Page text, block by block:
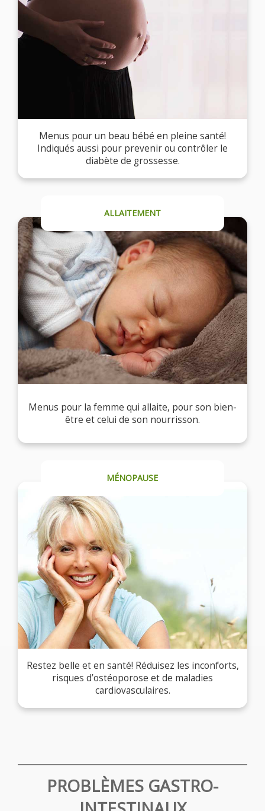
Menus pour un beau bébé en pleine santé!
Indiqués aussi pour prevenir ou contrôler le
diabète de grossesse.
ALLAITEMENT
Menus pour la femme qui allaite, pour son bien-
être et celui de son nourrisson.
MÉNOPAUSE
Restez belle et en santé! Réduisez les inconforts,
risques d’ostéoporose et de maladies
cardiovasculaires.
PROBLÈMES GASTRO-